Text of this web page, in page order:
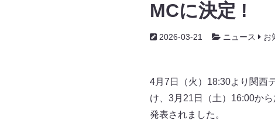
MCに決定 !
2026-03-21 ニュース お
4月7日（火）18:30より関西
け、3月21日（土）16:00か
発表されました。